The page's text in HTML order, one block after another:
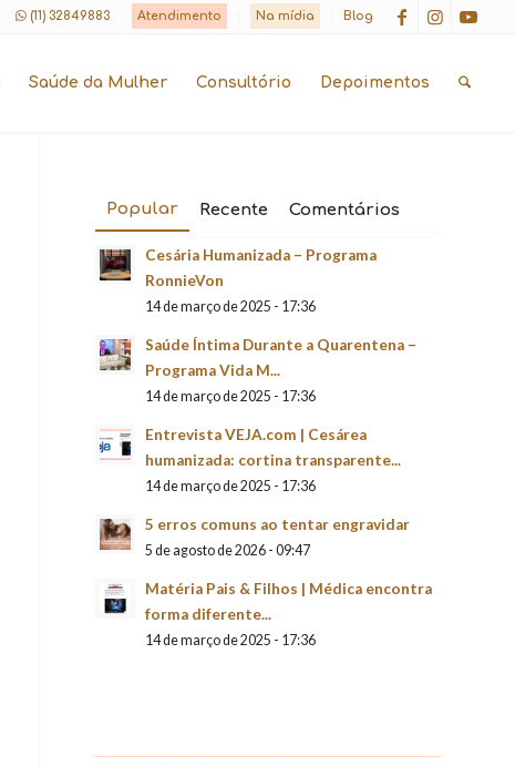
Atendimento Na mídia Blog
(11) 32849883
Saúde da Mulher Consultório Depoimentos
Popular Recente Comentários
Cesária Humanizada – Programa
RonnieVon
14 de março de 2025 - 17:36
Saúde Íntima Durante a Quarentena –
Programa Vida M...
14 de março de 2025 - 17:36
Entrevista VEJA.com | Cesárea
humanizada: cortina transparente...
14 de março de 2025 - 17:36
5 erros comuns ao tentar engravidar
5 de agosto de 2026 - 09:47
Matéria Pais & Filhos | Médica encontra
forma diferente...
14 de março de 2025 - 17:36